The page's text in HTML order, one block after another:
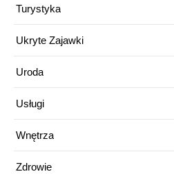
Turystyka
Ukryte Zajawki
Uroda
Usługi
Wnętrza
Zdrowie